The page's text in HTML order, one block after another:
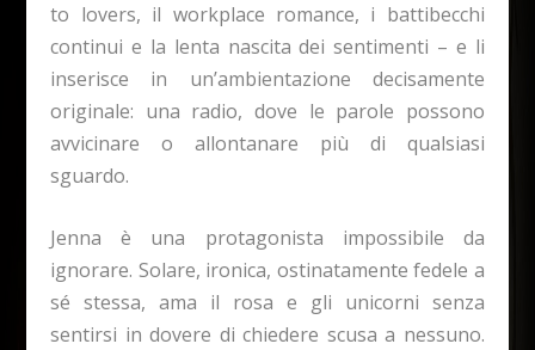
to lovers, il workplace romance, i battibecchi
continui e la lenta nascita dei sentimenti – e li
inserisce in un’ambientazione decisamente
originale: una radio, dove le parole possono
avvicinare o allontanare più di qualsiasi
sguardo.
Jenna è una protagonista impossibile da
ignorare. Solare, ironica, ostinatamente fedele a
sé stessa, ama il rosa e gli unicorni senza
sentirsi in dovere di chiedere scusa a nessuno.